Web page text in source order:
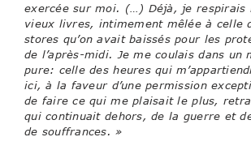
exercée sur moi. (…) Déjà, je respirais
vieux livres, intimement mêlée à celle
stores qu’on avait baissés pour les
de l’après-midi. Je me coulais dans un
pure: celle des heures qui
ici, à la faveur d’une permission
de faire ce qui me plaisait le plus,
qui continuait dehors, de la guerre et
de souffrances. »